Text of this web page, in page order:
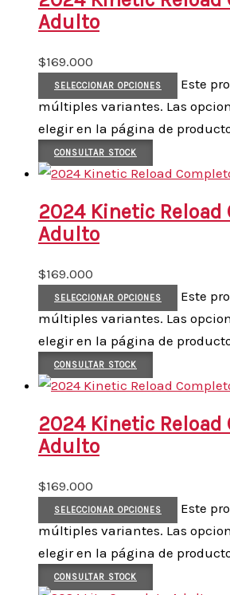
Adulto
$169.000
SELECCIONAR OPCIONES
Este
múltiples variantes. Las
elegir en la página de
CONSULTAR STOCK
2024 Kinetic Reload
Adulto
$169.000
SELECCIONAR OPCIONES
Este
múltiples variantes. Las
elegir en la página de
CONSULTAR STOCK
2024 Kinetic Reload
Adulto
$169.000
SELECCIONAR OPCIONES
Este
múltiples variantes. Las
elegir en la página de
CONSULTAR STOCK